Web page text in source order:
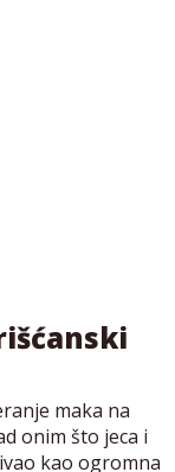
maka na
onim što jeca i
kao ogromna